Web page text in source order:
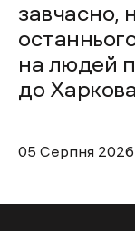
завчасно,
на людей
до Харкова
05 Cерпня 2026